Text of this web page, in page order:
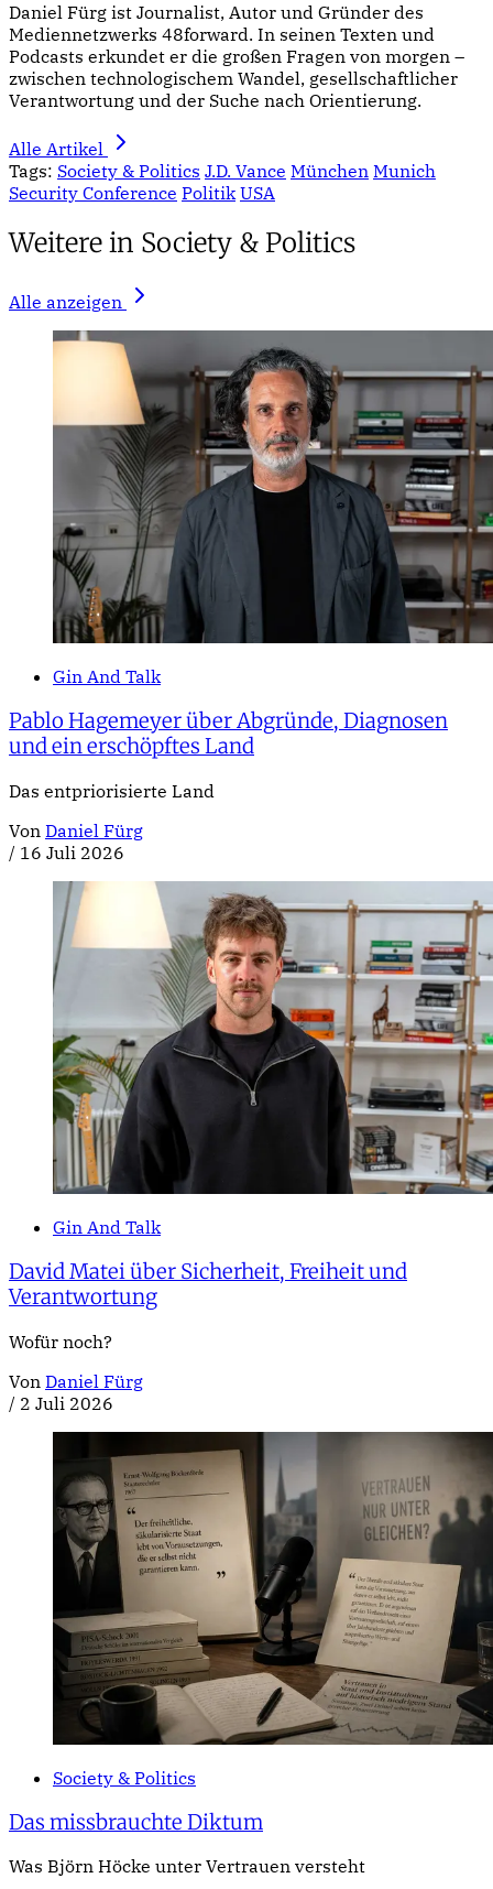
Daniel Fürg ist Journalist, Autor und Gründer des
Mediennetzwerks 48forward. In seinen Texten und
Podcasts erkundet er die großen Fragen von morgen –
zwischen technologischem Wandel, gesellschaftlicher
Verantwortung und der Suche nach Orientierung.
Alle Artikel
Tags: Society & Politics J.D. Vance München Munich
Security Conference Politik USA
Weitere in Society & Politics
Alle anzeigen
Gin And Talk
Pablo Hagemeyer über Abgründe, Diagnosen
und ein erschöpftes Land
Das entpriorisierte Land
Von Daniel Fürg
/ 16 Juli 2026
Gin And Talk
David Matei über Sicherheit, Freiheit und
Verantwortung
Wofür noch?
Von Daniel Fürg
/ 2 Juli 2026
Society & Politics
Das missbrauchte Diktum
Was Björn Höcke unter Vertrauen versteht